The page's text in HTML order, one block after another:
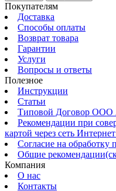
Покупателям
Доставка
Способы оплаты
Возврат товара
Гарантии
Услуги
Вопросы и ответы
Полезное
Инструкции
Статьи
Типовой Договор ООО
Рекомендации при
картой через сеть
Согласие на обработку
Общие
Компания
О нас
Контакты